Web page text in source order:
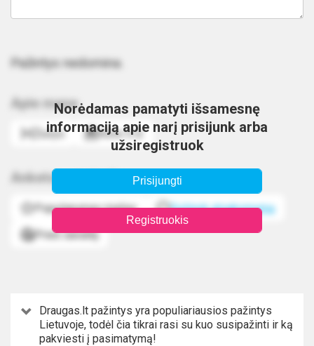
Pažintys nedomina.
Apie mane
Žuvys Kovo 5 d.
Anketos statistika
Populiarumas mažas
Sužinok atsakomumą
Prieš savaitę
Norėdamas pamatyti išsamesnę
informaciją apie narį prisijunk arba
užsiregistruok
Prisijungti
Registruokis
Draugas.lt pažintys yra populiariausios pažintys
Lietuvoje, todėl čia tikrai rasi su kuo susipažinti ir ką
pakviesti į pasimatymą!